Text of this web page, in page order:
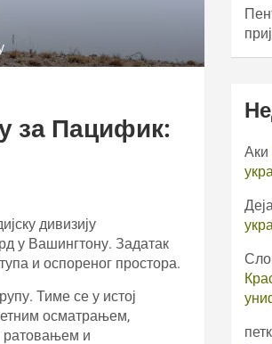
за Пацифик:
дивизију
у Вашингтону. Задатак
и оспореног простора.
Тиме се у истој
осматрањем,
ратовањем и
Аки